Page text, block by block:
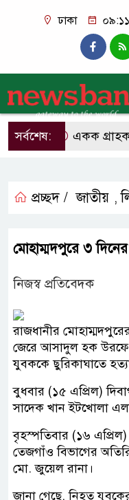
ঢাকা
সর্বশেষ: একক গ্রাহক
প্রচ্ছদ / জাতীয় ,
মোহাম্মদপুরে ৩
নিজস্ব প্রতিবেদক
রাজধানীর
জেরে আসাদুল হক
যুবককে ছুরিকাঘাতে
বুধবার (১৫ এপ্রিল)
সাদেক খান ইটখোলা
বৃহস্পতিবার (১৬
তেজগাঁও বিভাগের
মো. জুয়েল রানা।
জানা গেছে, নিহত